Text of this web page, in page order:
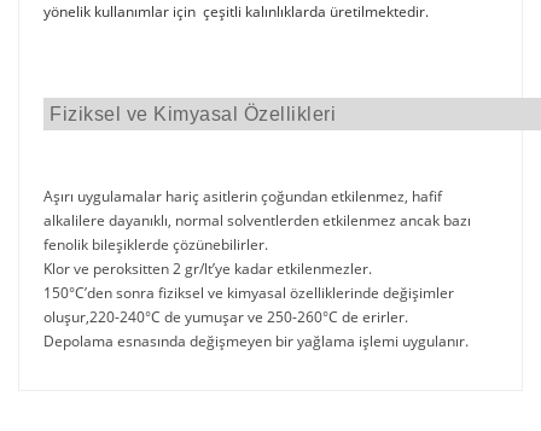
yönelik kullanımlar için çeşitli kalınlıklarda üretilmektedir.
Fiziksel ve Kimyasal Özellikleri
Aşırı uygulamalar hariç asitlerin çoğundan etkilenmez, hafif
alkalilere dayanıklı, normal solventlerden etkilenmez ancak bazı
fenolik bileşiklerde çözünebilirler.
Klor ve peroksitten 2 gr/lt’ye kadar etkilenmezler.
150°C’den sonra fiziksel ve kimyasal özelliklerinde değişimler
oluşur,220-240°C de yumuşar ve 250-260°C de erirler.
Depolama esnasında değişmeyen bir yağlama işlemi uygulanır.